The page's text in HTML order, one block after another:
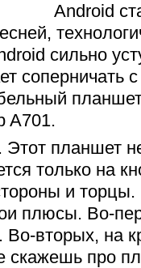
Android
сильно
соперничать
A701.
Этот планшет
только на
и
плюсы. Во-
Во-вторых, на
скажешь про